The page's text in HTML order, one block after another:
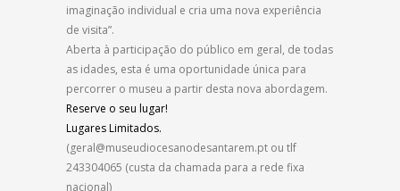
imaginação individual e cria uma nova experiência
de visita”.
Aberta à participação do público em geral, de todas
as idades, esta é uma oportunidade única para
percorrer o museu a partir desta nova abordagem.
Reserve o seu lugar!
Lugares Limitados.
(geral@museudiocesanodesantarem.pt ou tlf
243304065 (custa da chamada para a rede fixa
nacional)